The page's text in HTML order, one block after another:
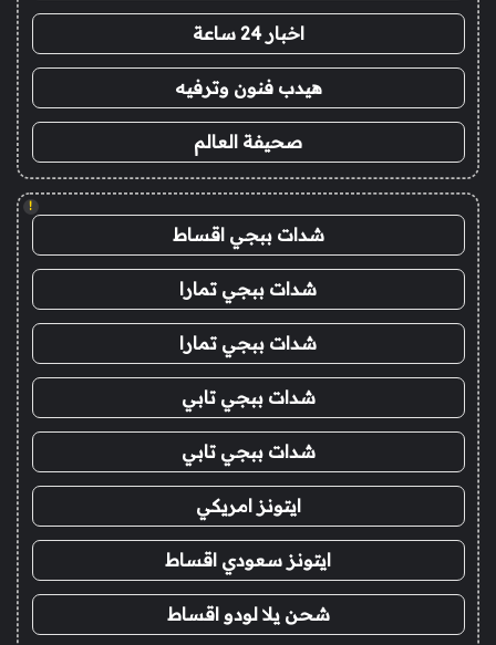
اخبار 24 ساعة
هيدب فنون وترفيه
صحيفة العالم
!
شدات ببجي اقساط
شدات ببجي تمارا
شدات ببجي تمارا
شدات ببجي تابي
شدات ببجي تابي
ايتونز امريكي
ايتونز سعودي اقساط
شحن يلا لودو اقساط